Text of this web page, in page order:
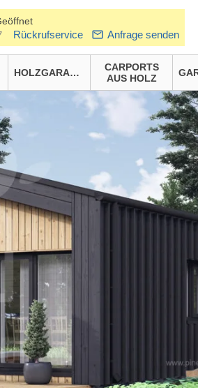
Rückrufservice Anfrage senden
HOLZGARAGEN
CARPORTS
AUS HOLZ